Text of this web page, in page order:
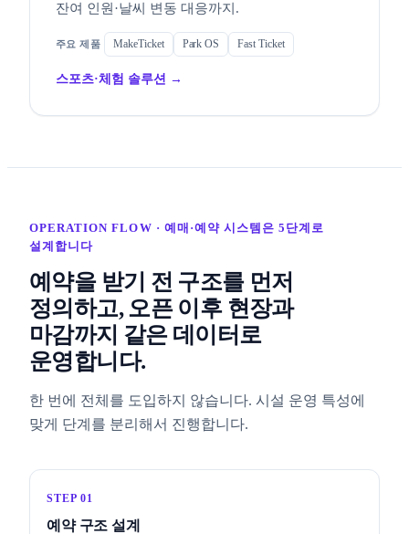
잔여 인원·날씨 변동 대응까지.
MakeTicket Park OS Fast Ticket
스포츠·체험 솔루션 →
OPERATION FLOW · 예매·예약 시스템은 5단계로
설계합니다
예약을 받기 전 구조를 먼저
정의하고, 오픈 이후 현장과
마감까지 같은 데이터로
운영합니다.
한 번에 전체를 도입하지 않습니다. 시설 운영 특성에
맞게 단계를 분리해서 진행합니다.
STEP 01
예약 구조 설계